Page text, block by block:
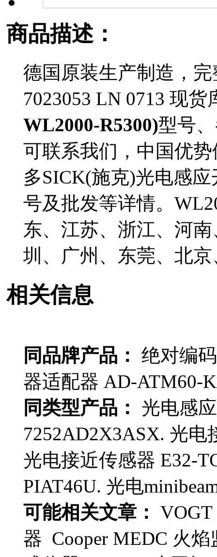
商品描述：
德国原装生产制造，
7023053 LN 0713 现货
WL2000-R5300)型号
可联系我们，中国优
多SICK(施克)光电感
号及批发等详情。
东、江苏、浙江、河
圳、广州、东莞、北
相关信息
同品牌产品： 绝对编
器适配器 AD-ATM60-
同类型产品：
光电感
7252AD2X3ASX. 光电
光电接近传感器 E32-
PIAT46U. 光电
可能相关文章：
器 Cooper MEDC 火